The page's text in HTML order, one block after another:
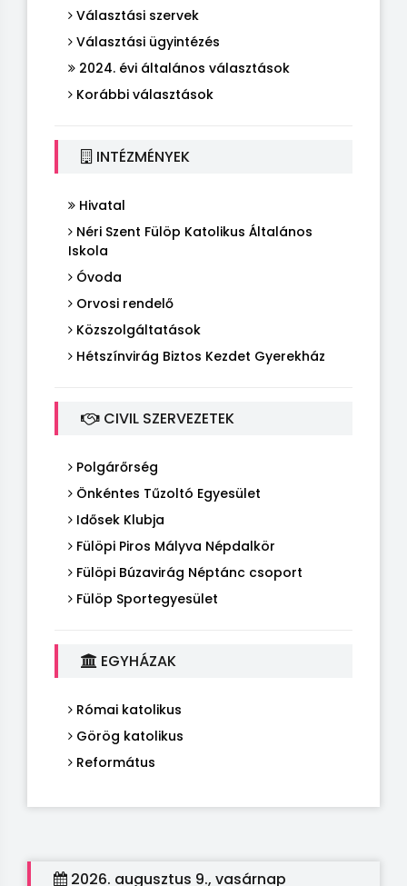
Választási szervek
Választási ügyintézés
2024. évi általános választások
Korábbi választások
INTÉZMÉNYEK
Hivatal
Néri Szent Fülöp Katolikus Általános
Iskola
Óvoda
Orvosi rendelő
Közszolgáltatások
Hétszínvirág Biztos Kezdet Gyerekház
CIVIL SZERVEZETEK
Polgárőrség
Önkéntes Tűzoltó Egyesület
Idősek Klubja
Fülöpi Piros Mályva Népdalkör
Fülöpi Búzavirág Néptánc csoport
Fülöp Sportegyesület
EGYHÁZAK
Római katolikus
Görög katolikus
Református
2026. augusztus 9., vasárnap